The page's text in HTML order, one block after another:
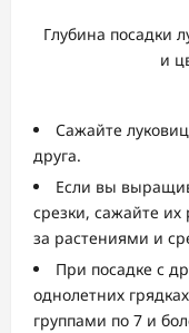
Глубина посадки
и
Сажайте
друга.
Если вы
срезки, сажайте их
за растениями и
При посадке с
однолетних
группами по 7 и